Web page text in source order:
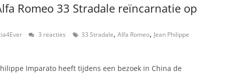
Romeo 33 Stradale reïncarnatie op
3 reacties 33 Stradale, Alfa Romeo, Jean Philippe
Imparato heeft tijdens een bezoek in China de